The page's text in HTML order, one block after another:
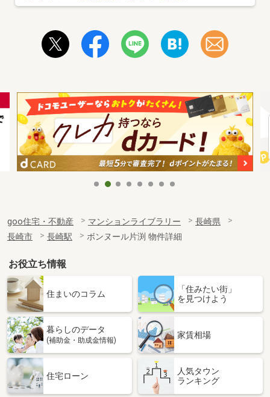
goo住宅・不動産 マンションライブラリー
長崎県
長崎市
長崎駅 ボンヌール片渕 物件詳細
お役立ち情報
住まいのコラム
「住みたい街」
を見つけよう
暮らしのデータ
(補助金・助成金情報)
家賃相場
住宅ローン
人気タウン
ランキング